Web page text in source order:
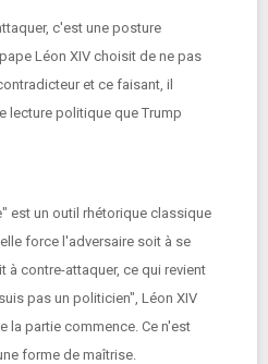
c'est une posture
Léon XIV choisit de ne pas
et ce faisant, il
lecture politique que Trump
est un outil rhétorique classique
force l'adversaire soit à se
à contre-attaquer, ce qui revient
pas un politicien", Léon XIV
la partie commence. Ce n'est
forme de maîtrise.